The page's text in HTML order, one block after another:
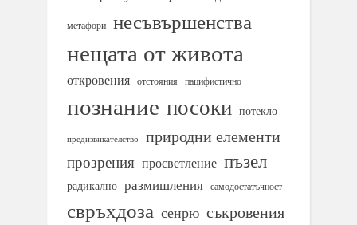
метафори несъвършенства
нещата от живота
откровения отстояния пацифистично
познание посоки потекло
предизвикателство природни елементи
прозрения просветление пъзел
радикално размишления самодостатъчност
свръхдоза сенрю съкровения